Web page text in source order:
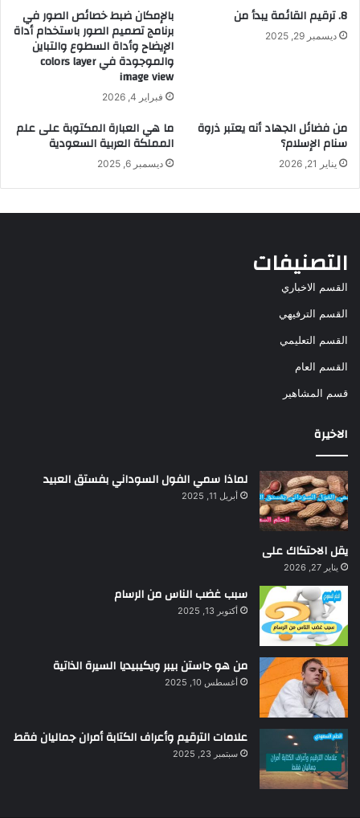
8. ترقيم القائمة يبدأ من
ديسمبر 29, 2025
بالإمكان ضبط خصائص الصور في
برنامج تصميم الصور باستخدام أداة
الإيضاح وأداة السطوع والتباين
والموجودة في colors layer
image view
فبراير 4, 2026
من فضائل الجهاد أنه يعتبر ذروة
سنام الإسلام؟
يناير 21, 2026
ما هي العبارة المكتوبة على علم
المملكة العربية السعودية
ديسمبر 6, 2025
التصنيفات
القسم الاخباري
القسم الترفيهي
القسم التعليمي
القسم العام
قسم المشاهير
الاخيرة
لماذا سمي الفول السوداني بفستق العبيد
أبريل 11, 2025
يقل الاحتكاك على
يناير 27, 2026
سبب غضب الناس من الرسام
أكتوبر 13, 2025
من هو جاستن بيبر ويكيبيديا السيرة الذاتية
أغسطس 10, 2025
علامات الترقيم وأعراف الكتابة أمران جماليان فقط
سبتمبر 23, 2025